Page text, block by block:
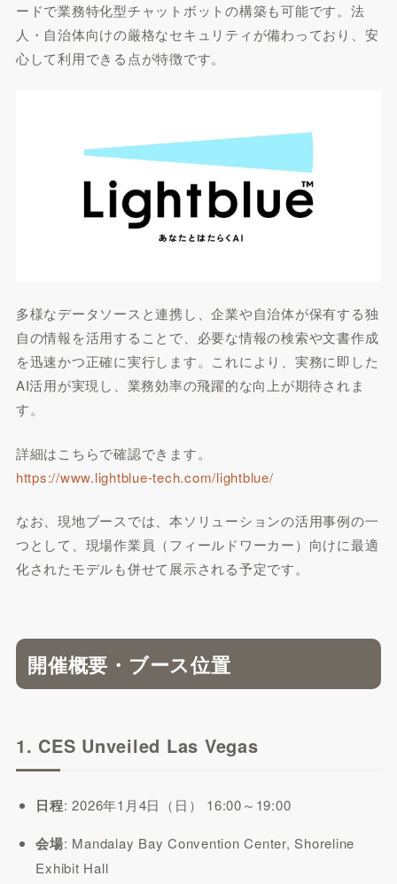
ードで業務特化型チャットボットの構築も可能です。法
人・自治体向けの厳格なセキュリティが備わっており、安
心して利用できる点が特徴です。
多様なデータソースと連携し、企業や自治体が保有する独
自の情報を活用することで、必要な情報の検索や文書作成
を迅速かつ正確に実行します。これにより、実務に即した
AI活用が実現し、業務効率の飛躍的な向上が期待されま
す。
詳細はこちらで確認できます。
https://www.lightblue-tech.com/lightblue/
なお、現地ブースでは、本ソリューションの活用事例の一
つとして、現場作業員（フィールドワーカー）向けに最適
化されたモデルも併せて展示される予定です。
開催概要・ブース位置
1. CES Unveiled Las Vegas
日程: 2026年1月4日（日） 16:00～19:00
会場: Mandalay Bay Convention Center, Shoreline
Exhibit Hall